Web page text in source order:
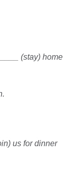
(stay) home
us for dinner